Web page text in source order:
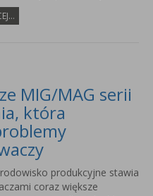
MIG/MAG serii
która
produkcyjne stawia
coraz większe